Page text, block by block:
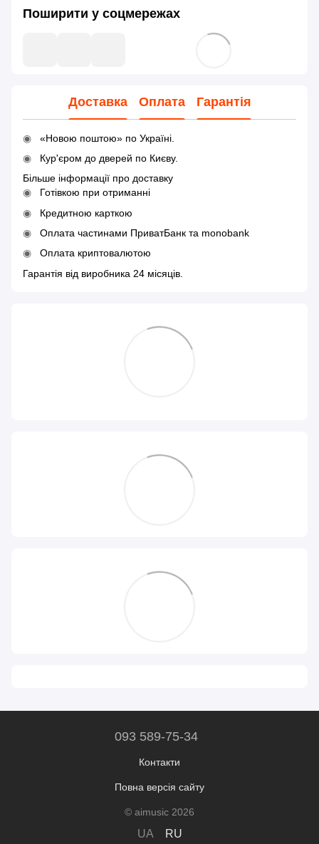
Поширити у соцмережах
Доставка Оплата Гарантія
«Новою поштою» по Україні.
Кур'єром до дверей по Києву.
Більше інформації про доставку
Готівкою при отриманні
Кредитною карткою
Оплата частинами ПриватБанк та monobank
Оплата криптовалютою
Гарантія від виробника 24 місяців.
093 589-75-34
Контакти
Повна версія сайту
© aimusic 2026
UA RU